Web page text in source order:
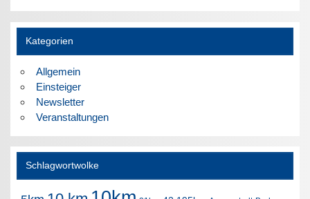
Kategorien
Allgemein
Einsteiger
Newsletter
Veranstaltungen
Schlagwortwolke